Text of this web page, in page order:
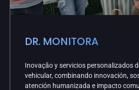
DR. MONITORA
Inovação y servicios personalizados
vehicular, combinando innovación,
atención humanizada e impacto